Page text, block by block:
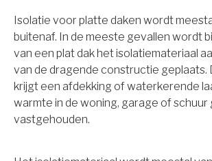
Isolatie voor platte daken wordt
buitenaf. In de meeste gevallen wordt
van een plat dak het isolatiemateriaal
van de dragende constructie geplaats.
krijgt een afdekking of waterkerende
warmte in de woning, garage of
vastgehouden.